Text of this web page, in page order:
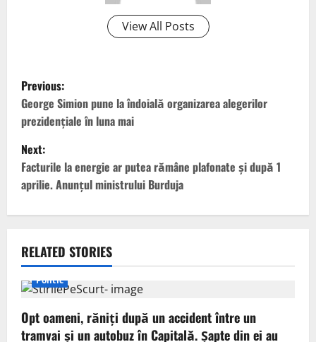
View All Posts
P
o
s
t
n
v
i
g
Previous:
George Simion pune la îndoială organizarea alegerilor
prezidenţiale în luna mai
Next:
Facturile la energie ar putea rămâne plafonate şi după 1
aprilie. Anunţul ministrului Burduja
RELATED STORIES
Politic
Opt oameni, răniți după un accident între un
tramvai și un autobuz în Capitală. Șapte din ei au